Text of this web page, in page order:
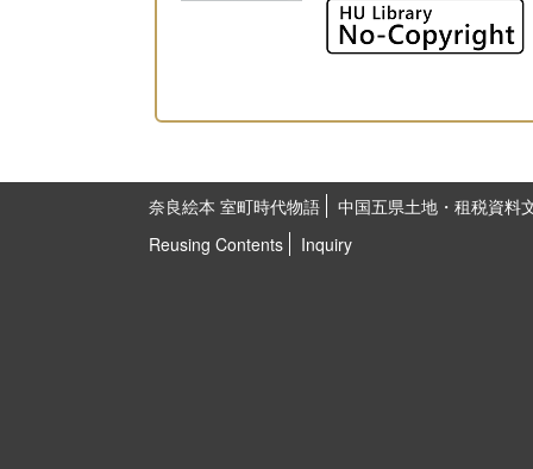
奈良絵本 室町時代物語
中国五県土地・租税資料
Reusing Contents
Inquiry